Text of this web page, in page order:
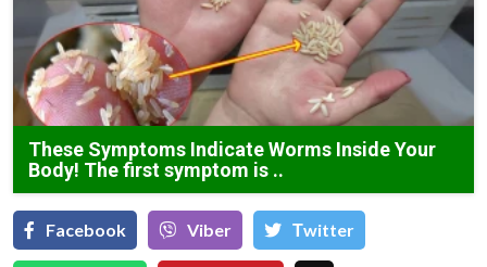
These Symptoms Indicate Worms Inside Your
Body! The first symptom is ..
Facebook Viber Тwitter